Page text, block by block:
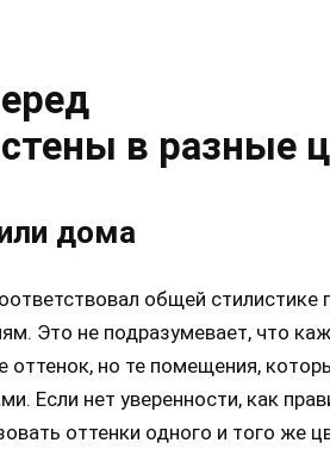
стены в разные
дома
общей стилистике
Это не подразумевает, что
но те помещения,
Если нет уверенности, как
оттенки одного и того же